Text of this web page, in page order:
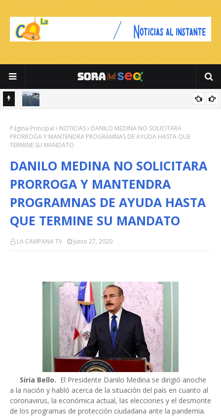
RECAPEO
Página Principal NOTICIAS
DANILO MEDINA NO SOLICITARA
PRORROGA Y MANTENDRA PROGRAMNAS DE AYUDA HASTA QUE
TERMINE SU MANDATO
DANILO MEDINA NO SOLICITARA
PRORROGA Y MANTENDRA
PROGRAMNAS DE AYUDA HASTA
QUE TERMINE SU MANDATO
LA CAMPANA TV Junio 27, 2020
Siria Bello. El Presidente Danilo Medina se dirigió anoche
a la nación y habló acerca de la situación del país en cuanto al
coronavirus, la económica actual, las elecciones y el desmonte
de los programas de protección ciudadana ante la pandemia.